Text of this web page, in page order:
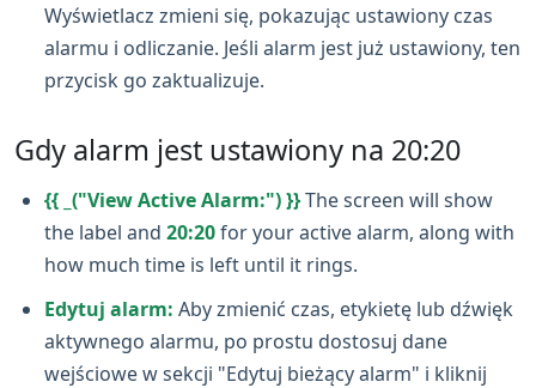
Wyświetlacz zmieni się, pokazując ustawiony czas
alarmu i odliczanie. Jeśli alarm jest już ustawiony, ten
przycisk go zaktualizuje.
Gdy alarm jest ustawiony na 20:20
{{ _("View Active Alarm:") }}The screen will show
the label and 20:20for your active alarm, along with
how much time is left until it rings.
Edytuj alarm: Aby zmienić czas, etykietę lub dźwięk
aktywnego alarmu, po prostu dostosuj dane
wejściowe w sekcji "Edytuj bieżący alarm" i kliknij